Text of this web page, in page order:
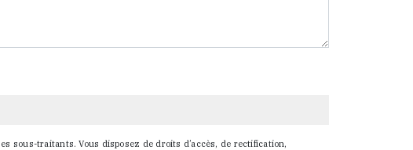
sous-traitants. Vous disposez de droits d’accès, de rectification,